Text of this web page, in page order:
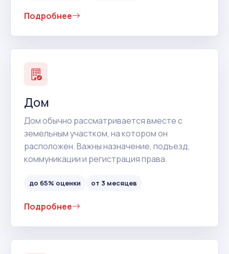
Подробнее
Дом
Дом обычно рассматривается вместе с
земельным участком, на котором он
расположен. Важны назначение, подъезд,
коммуникации и регистрация права.
до 65% оценки от 3 месяцев
Подробнее